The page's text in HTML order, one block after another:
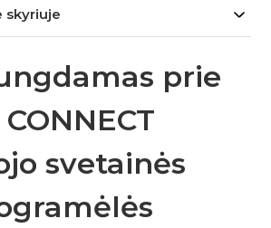
skyriuje
prie
svetainės